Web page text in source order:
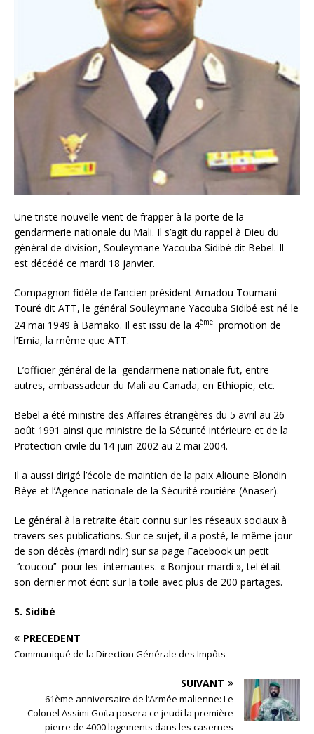
Une triste nouvelle vient de frapper à la porte de la
gendarmerie nationale du Mali. Il s’agit du rappel à Dieu du
général de division, Souleymane Yacouba Sidibé dit Bebel. Il
est décédé ce mardi 18 janvier.
Compagnon fidèle de l’ancien président Amadou Toumani
Touré dit ATT, le général Souleymane Yacouba Sidibé est né le
24 mai 1949 à Bamako. Il est issu de la 4ème promotion de
l’Emia, la même que ATT.
L’officier général de la gendarmerie nationale fut, entre
autres, ambassadeur du Mali au Canada, en Ethiopie, etc.
Bebel a été ministre des Affaires étrangères du 5 avril au 26
août 1991 ainsi que ministre de la Sécurité intérieure et de la
Protection civile du 14 juin 2002 au 2 mai 2004.
Il a aussi dirigé l’école de maintien de la paix Alioune Blondin
Bèye et l’Agence nationale de la Sécurité routière (Anaser).
Le général à la retraite était connu sur les réseaux sociaux à
travers ses publications. Sur ce sujet, il a posté, le même jour
de son décès (mardi ndlr) sur sa page Facebook un petit
‘’coucou’’ pour les internautes. « Bonjour mardi », tel était
son dernier mot écrit sur la toile avec plus de 200 partages.
S. Sidibé
PRÉCÉDENT
Communiqué de la Direction Générale des Impôts
SUIVANT
61ème anniversaire de l’Armée malienne: Le
Colonel Assimi Goïta posera ce jeudi la première
pierre de 4000 logements dans les casernes